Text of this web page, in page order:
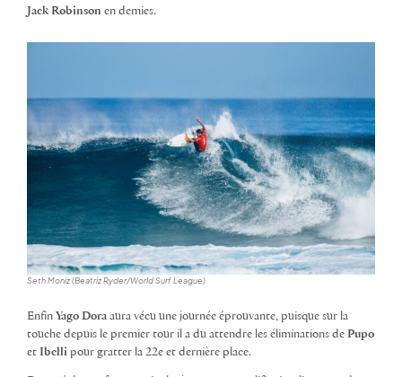
Jack Robinson en demies.
Seth Moniz (Beatriz Ryder/World Surf League)
Enfin Yago Dora aura vécu une journée éprouvante, puisque sur la
touche depuis le premier tour il a du attendre les éliminations de Pupo
et Ibelli pour gratter la 22e et dernière place.